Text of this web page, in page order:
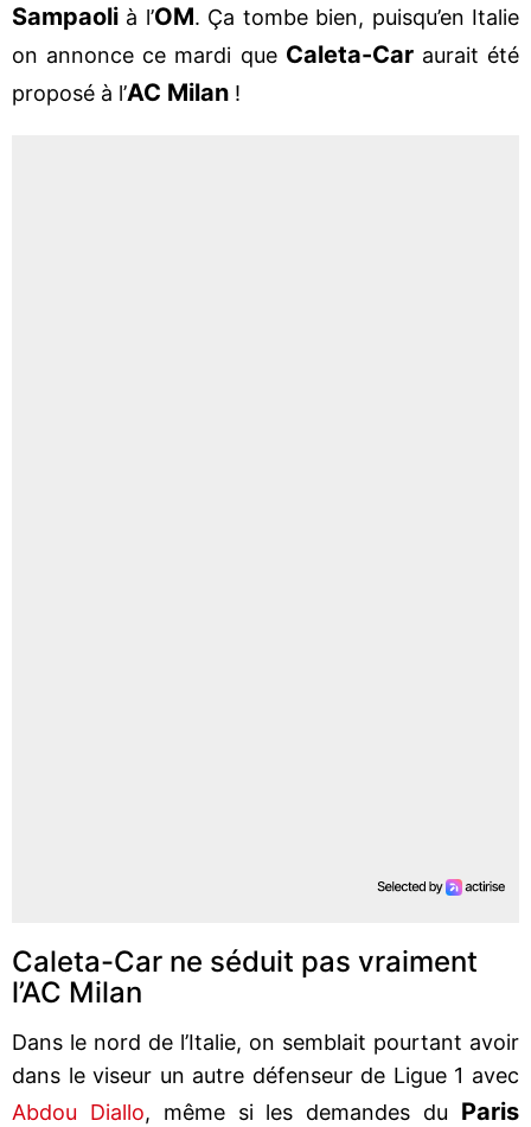
Sampaoli à l’OM. Ça tombe bien, puisqu’en Italie
on annonce ce mardi que Caleta-Caraurait été
proposé à l’AC Milan !
Caleta-Car ne séduit pas vraiment
l’AC Milan
Dans le nord de l’Italie, on semblait pourtant avoir
dans le viseur un autre défenseur de Ligue 1 avec
Abdou Diallo, même si les demandes du Paris